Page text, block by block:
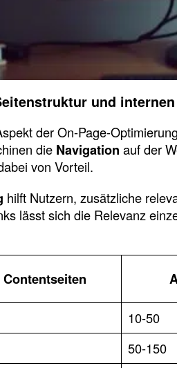
und
der On-Page-
die Navigation auf der
von Vorteil.
hilft Nutzern, zusätzliche
lässt sich die Relevanz
10-50
50-150